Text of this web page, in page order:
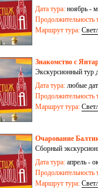
Дата тура: ноябрь -
Продолжительность
Маршрут тура:
Знакомство с
Экскурсионный тур
- Балтийск
Дата тура: любые
Продолжительность
Маршрут тура:
Очарование
Сборный
Дата тура: апрель -
Продолжительность
Маршрут тура: